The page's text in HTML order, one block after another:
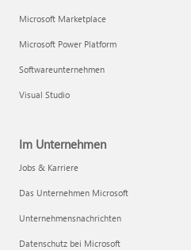
Microsoft Marketplace
Microsoft Power Platform
Softwareunternehmen
Visual Studio
Im Unternehmen
Jobs & Karriere
Das Unternehmen Microsoft
Unternehmensnachrichten
Datenschutz bei Microsoft